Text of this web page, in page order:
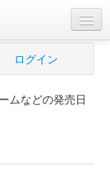
ログイン
ムなどの発売日